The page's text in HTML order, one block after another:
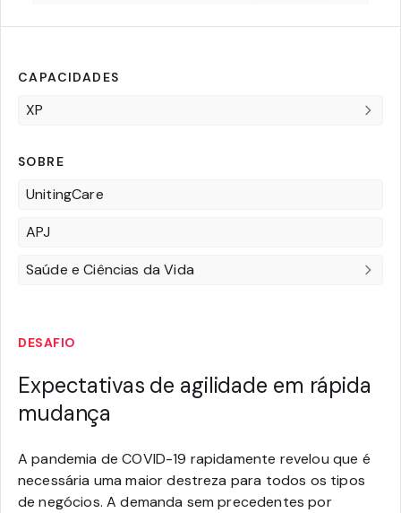
CAPACIDADES
XP
SOBRE
UnitingCare
APJ
Saúde e Ciências da Vida
DESAFIO
Expectativas de agilidade em rápida
mudança
A pandemia de COVID-19 rapidamente revelou que é
necessária uma maior destreza para todos os tipos
de negócios. A demanda sem precedentes por